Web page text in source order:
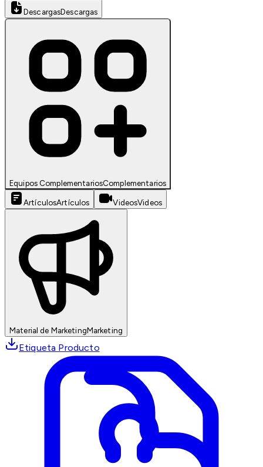
DescargasDescargas
Equipos ComplementariosComplementarios
ArtículosArtículos VideosVideos
Material de MarketingMarketing
Etiqueta Producto